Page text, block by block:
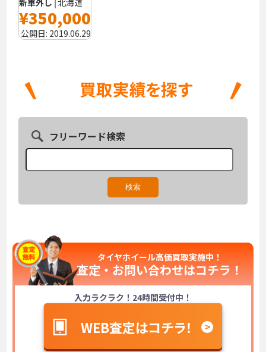
¥350,000
公開日: 2019.06.29
フリーワード検索
タイヤホイール高価買取実施中！
査定・お問い合わせはコチラ！
入力ラクラク！24時間受付中！
WEB査定はコチラ！